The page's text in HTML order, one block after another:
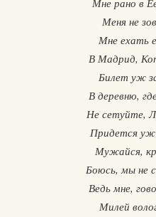
Мне рано в
Меня не
Мне ехать
В Мадрид,
Билет уж
В деревню,
Не сетуйте,
Придется уж
Мужайся,
Боюсь, мы не
Ведь мне,
Милей